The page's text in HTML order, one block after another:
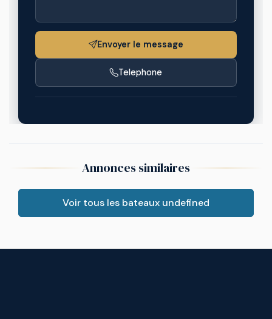
Envoyer le message
Telephone
Annonces similaires
Voir tous les bateaux undefined